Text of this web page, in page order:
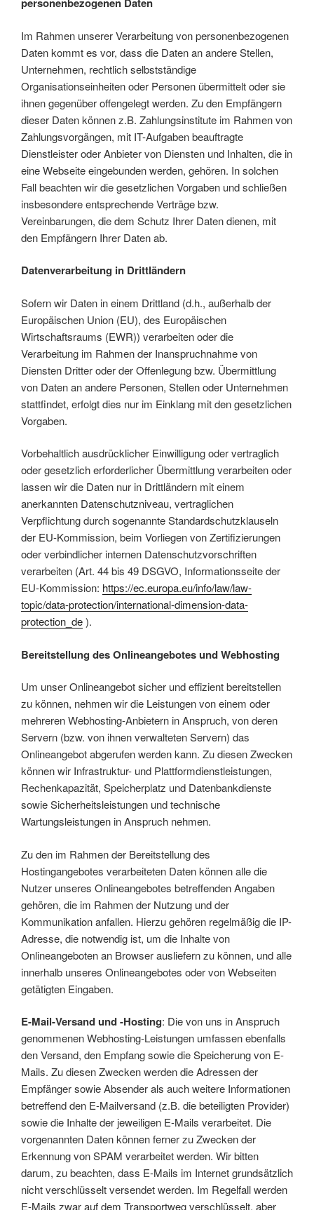
Im Rahmen unserer Verarbeitung von personenbezogenen
Daten kommt es vor, dass die Daten an andere Stellen,
Unternehmen, rechtlich selbstständige
Organisationseinheiten oder Personen übermittelt oder sie
ihnen gegenüber offengelegt werden. Zu den Empfängern
dieser Daten können z.B. Zahlungsinstitute im Rahmen von
Zahlungsvorgängen, mit IT-Aufgaben beauftragte
Dienstleister oder Anbieter von Diensten und Inhalten, die in
eine Webseite eingebunden werden, gehören. In solchen
Fall beachten wir die gesetzlichen Vorgaben und schließen
insbesondere entsprechende Verträge bzw.
Vereinbarungen, die dem Schutz Ihrer Daten dienen, mit
den Empfängern Ihrer Daten ab.
Datenverarbeitung in Drittländern
Sofern wir Daten in einem Drittland (d.h., außerhalb der
Europäischen Union (EU), des Europäischen
Wirtschaftsraums (EWR)) verarbeiten oder die
Verarbeitung im Rahmen der Inanspruchnahme von
Diensten Dritter oder der Offenlegung bzw. Übermittlung
von Daten an andere Personen, Stellen oder Unternehmen
stattfindet, erfolgt dies nur im Einklang mit den gesetzlichen
Vorgaben.
Vorbehaltlich ausdrücklicher Einwilligung oder vertraglich
oder gesetzlich erforderlicher Übermittlung verarbeiten oder
lassen wir die Daten nur in Drittländern mit einem
anerkannten Datenschutzniveau, vertraglichen
Verpflichtung durch sogenannte Standardschutzklauseln
der EU-Kommission, beim Vorliegen von Zertifizierungen
oder verbindlicher internen Datenschutzvorschriften
verarbeiten (Art. 44 bis 49 DSGVO, Informationsseite der
EU-Kommission: https://ec.europa.eu/info/law/law-
topic/data-protection/international-dimension-data-
protection_de).
Bereitstellung des Onlineangebotes und Webhosting
Um unser Onlineangebot sicher und effizient bereitstellen
zu können, nehmen wir die Leistungen von einem oder
mehreren Webhosting-Anbietern in Anspruch, von deren
Servern (bzw. von ihnen verwalteten Servern) das
Onlineangebot abgerufen werden kann. Zu diesen Zwecken
können wir Infrastruktur- und Plattformdienstleistungen,
Rechenkapazität, Speicherplatz und Datenbankdienste
sowie Sicherheitsleistungen und technische
Wartungsleistungen in Anspruch nehmen.
Zu den im Rahmen der Bereitstellung des
Hostingangebotes verarbeiteten Daten können alle die
Nutzer unseres Onlineangebotes betreffenden Angaben
gehören, die im Rahmen der Nutzung und der
Kommunikation anfallen. Hierzu gehören regelmäßig die IP-
Adresse, die notwendig ist, um die Inhalte von
Onlineangeboten an Browser ausliefern zu können, und alle
innerhalb unseres Onlineangebotes oder von Webseiten
getätigten Eingaben.
E-Mail-Versand und -Hosting: Die von uns in Anspruch
genommenen Webhosting-Leistungen umfassen ebenfalls
den Versand, den Empfang sowie die Speicherung von E-
Mails. Zu diesen Zwecken werden die Adressen der
Empfänger sowie Absender als auch weitere Informationen
betreffend den E-Mailversand (z.B. die beteiligten Provider)
sowie die Inhalte der jeweiligen E-Mails verarbeitet. Die
vorgenannten Daten können ferner zu Zwecken der
Erkennung von SPAM verarbeitet werden. Wir bitten
darum, zu beachten, dass E-Mails im Internet grundsätzlich
nicht verschlüsselt versendet werden. Im Regelfall werden
E-Mails zwar auf dem Transportweg verschlüsselt, aber